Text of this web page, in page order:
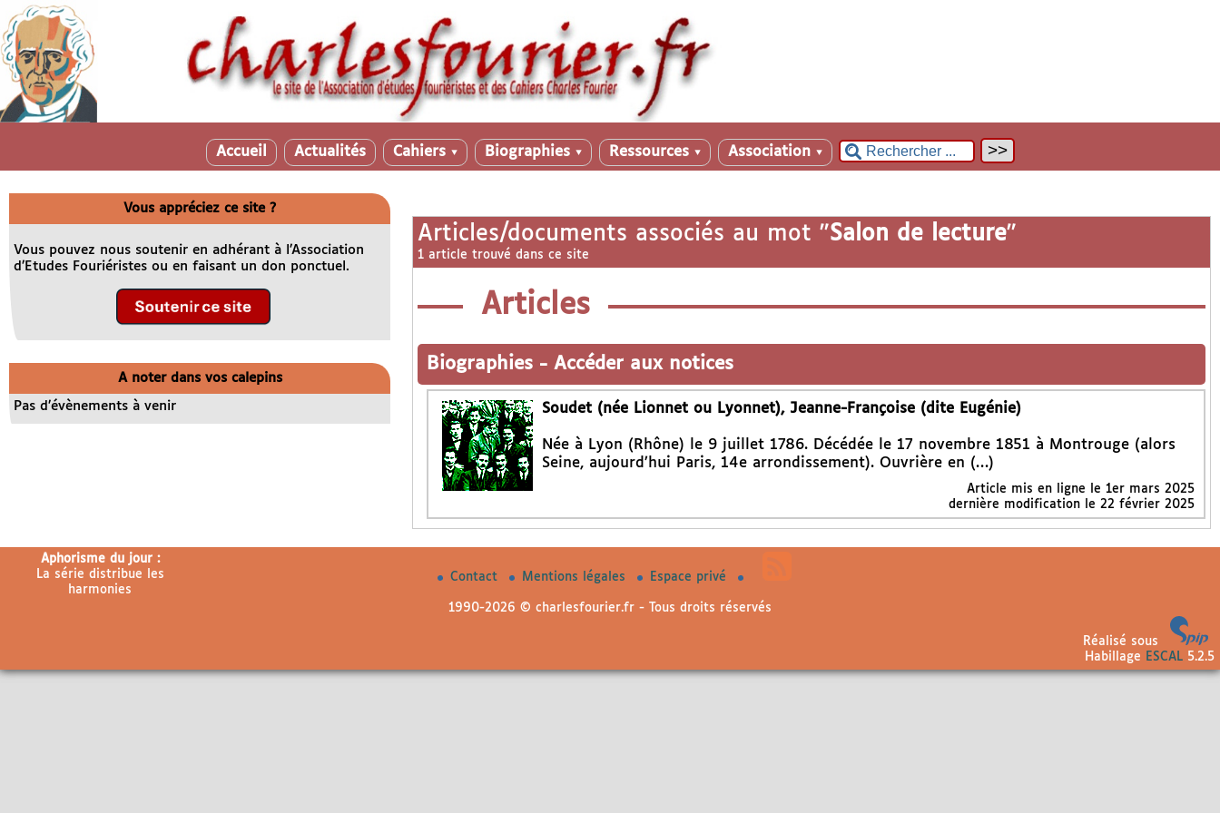
Accueil Actualités Cahiers ▼ Biographies ▼ Ressources ▼ Association ▼
Articles/documents associés au mot "Salon de lecture"
1 article trouvé dans ce site
Articles
Biographies - Accéder aux notices
Soudet (née Lionnet ou Lyonnet), Jeanne-Françoise (dite Eugénie)
Née à Lyon (Rhône) le 9 juillet 1786. Décédée le 17 novembre 1851 à Montrouge (alors
Seine, aujourd’hui Paris, 14e arrondissement). Ouvrière en (…)
Article mis en ligne le 1er mars 2025
dernière modification le 22 février 2025
Vous appréciez ce site ?
Vous pouvez nous soutenir en adhérant à l’Association
d’Etudes Fouriéristes ou en faisant un don ponctuel.
A noter dans vos calepins
Pas d’évènements à venir
Aphorisme du jour :
La série distribue les
harmonies
Contact Mentions légales Espace privé
1990-2026 © charlesfourier.fr - Tous droits réservés
Réalisé sous
Habillage
ESCAL5.2.5